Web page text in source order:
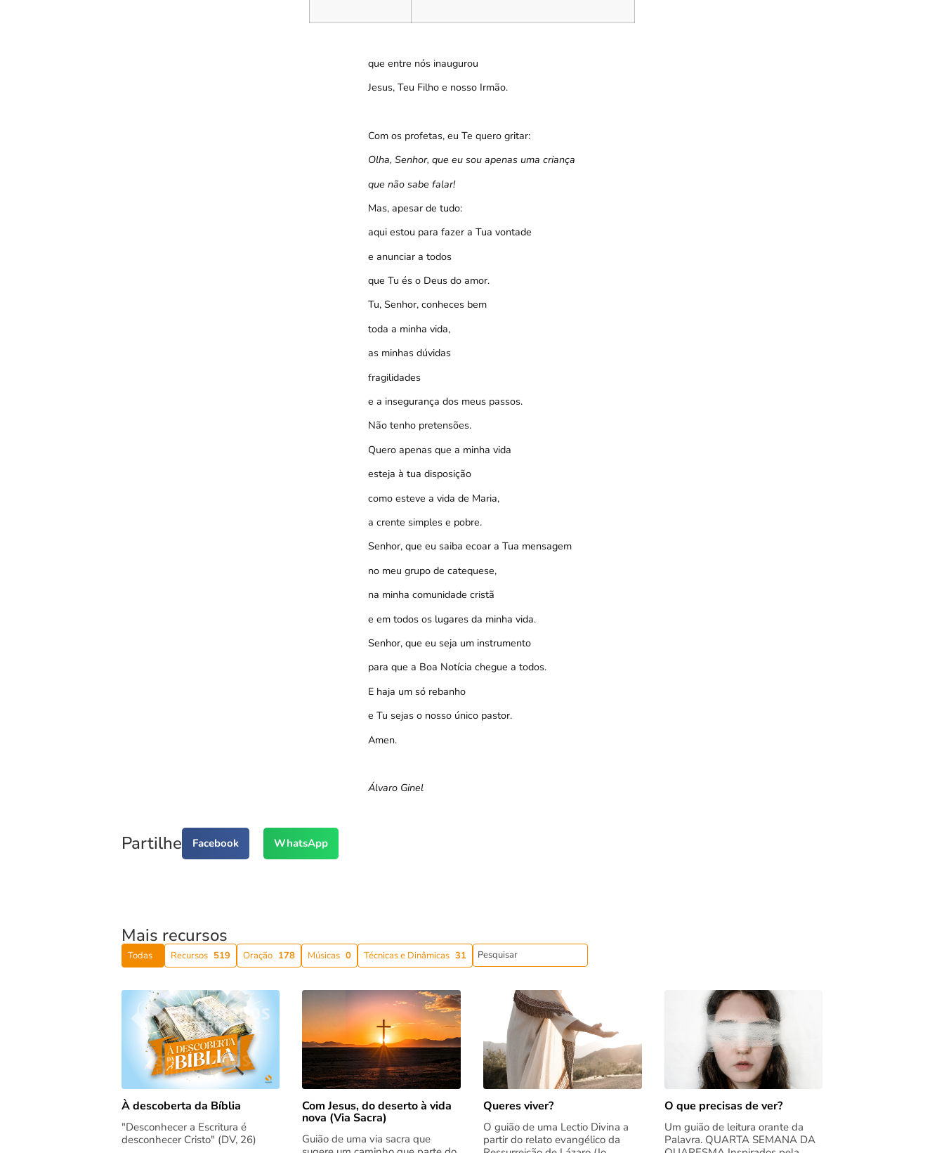
que entre nós inaugurou
Jesus, Teu Filho e nosso Irmão.
Com os profetas, eu Te quero gritar:
Olha, Senhor, que eu sou apenas uma criança
que não sabe falar!
Mas, apesar de tudo:
aqui estou para fazer a Tua vontade
e anunciar a todos
que Tu és o Deus do amor.
Tu, Senhor, conheces bem
toda a minha vida,
as minhas dúvidas
fragilidades
e a insegurança dos meus passos.
Não tenho pretensões.
Quero apenas que a minha vida
esteja à tua disposição
como esteve a vida de Maria,
a crente simples e pobre.
Senhor, que eu saiba ecoar a Tua mensagem
no meu grupo de catequese,
na minha comunidade cristã
e em todos os lugares da minha vida.
Senhor, que eu seja um instrumento
para que a Boa Notícia chegue a todos.
E haja um só rebanho
e Tu sejas o nosso único pastor.
Amen.
Álvaro Ginel
Partilhe Facebook WhatsApp
Mais recursos
Todas Recursos 519 Oração 178 Músicas 0 Técnicas e Dinâmicas 31
À descoberta da Bíblia
"Desconhecer a Escritura é
desconhecer Cristo" (DV, 26)
Com Jesus, do deserto à vida
nova (Via Sacra)
Guião de uma via sacra que
Queres viver?
O guião de uma Lectio Divina a
partir do relato evangélico da
O que precisas de ver?
Um guião de leitura orante da
Palavra. QUARTA SEMANA DA